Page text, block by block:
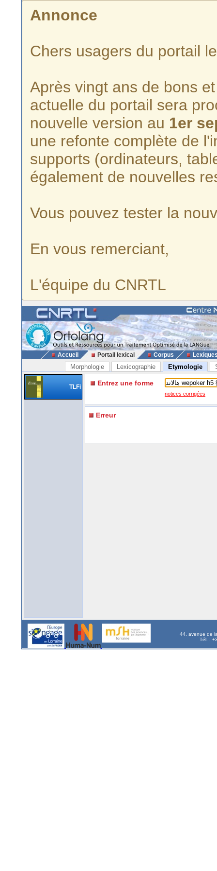
Annonce
Chers usagers du portail
Après vingt ans de bons
actuelle du portail sera
nouvelle version au 1er
une refonte complète de
supports (ordinateurs,
également de nouvelles
Vous pouvez tester la
En vous remerciant,
L'équipe du CNRTL
Accueil Portail lexical Corpus
Morphologie Lexicographie Etymologie
TLFi Entrez une forme
notices corrigées
Erreur
44, avenue de
Tél. :